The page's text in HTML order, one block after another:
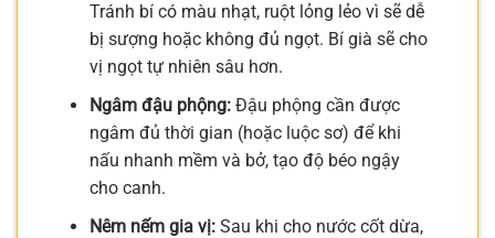
Tránh bí có màu nhạt, ruột lỏng lẻo vì sẽ dễ
bị sượng hoặc không đủ ngọt. Bí già sẽ cho
vị ngọt tự nhiên sâu hơn.
Ngâm đậu phộng:Đậu phộng cần được
ngâm đủ thời gian (hoặc luộc sơ) để khi
nấu nhanh mềm và bở, tạo độ béo ngậy
cho canh.
Nêm nếm gia vị:Sau khi cho nước cốt dừa,